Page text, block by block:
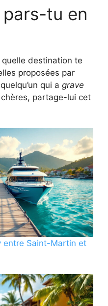
tu en
destination te
proposées par
qui a grave
partage-lui cet
entre Saint-Martin et